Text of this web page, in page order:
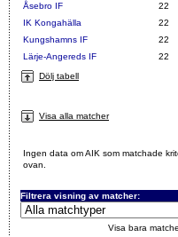
Åsebro IF
22
IK Kongahälla
22
Kungshamns IF
22
Lärje-Angereds IF
22
Dölj tabell
Visa alla matcher
Ingen data om AIK som matchade
ovan.
Filtrera visning av matcher:
Visa bara